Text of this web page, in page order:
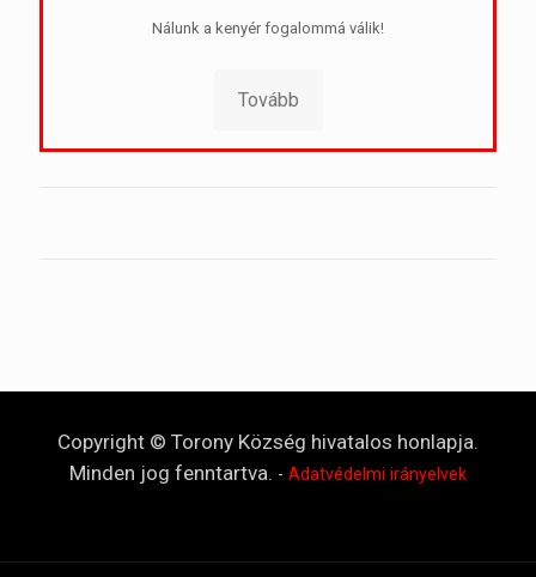
Nálunk a kenyér fogalommá válik!
Tovább
Copyright © Torony Község hivatalos honlapja.
Minden jog fenntartva. - Adatvédelmi irányelvek